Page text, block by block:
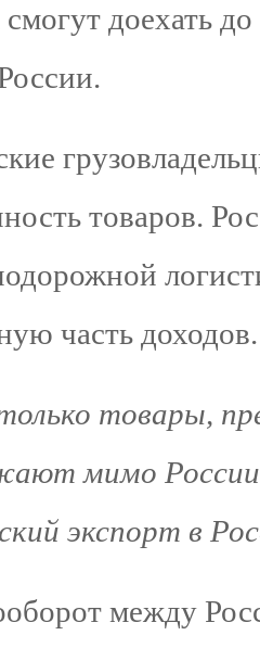
смогут доехать
товаров.
часть доходов.
товары,
мимо
экспорт в
между